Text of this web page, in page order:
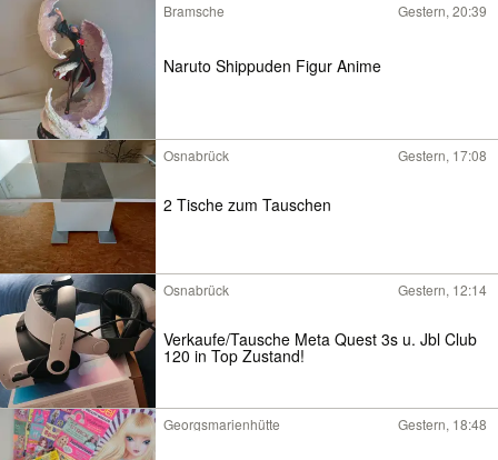
Bramsche Gestern, 20:39
Naruto Shippuden Figur Anime
Osnabrück Gestern, 17:08
2 Tische zum Tauschen
Osnabrück Gestern, 12:14
Verkaufe/Tausche Meta Quest 3s u. Jbl Club
120 in Top Zustand!
Georgsmarienhütte Gestern, 18:48